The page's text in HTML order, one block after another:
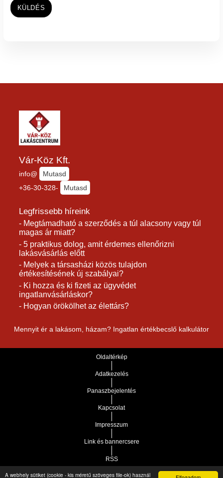
A webhely sütiket (cookie - kis méretű szöveges file-ok) használ
KÜLDÉS
Vár-Köz Kft.
info@
Mutasd
+36-30-328-
Mutasd
Legfrissebb híreink
- Megtámadható a szerződés a túl alacsony vagy túl
magas ár miatt?
- 5 praktikus dolog, amit érdemes ellenőrizni
lakásvásárlás előtt
- Melyek a társasházi közös tulajdon
értékesítésének új szabályai?
- Ki hozza és ki fizeti az ügyvédet
ingatlanvásárláskor?
- Hogyan örökölhet az élettárs?
Mennyit ér a lakásom, házam? Ingatlan értékbecslő kalkulátor
Oldaltérkép
Adatkezelés
Panaszbejelentés
Kapcsolat
Impresszum
Link és bannercsere
RSS